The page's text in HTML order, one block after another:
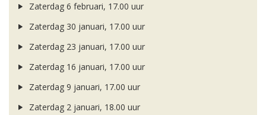
Zaterdag 6 februari, 17.00 uur
Zaterdag 30 januari, 17.00 uur
Zaterdag 23 januari, 17.00 uur
Zaterdag 16 januari, 17.00 uur
Zaterdag 9 januari, 17.00 uur
Zaterdag 2 januari, 18.00 uur